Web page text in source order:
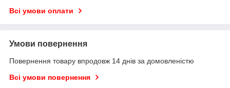
Всі умови оплати
Умови повернення
Повернення товару впродовж 14 днів за домовленістю
Всі умови повернення